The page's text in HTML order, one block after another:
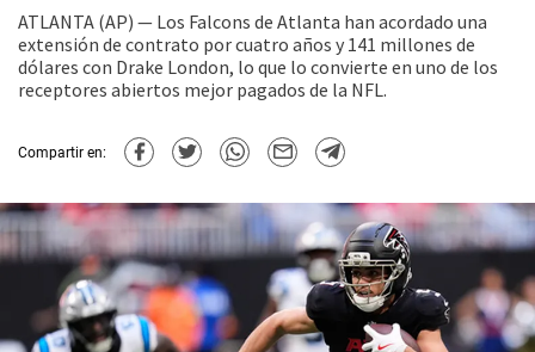
ATLANTA (AP) — Los Falcons de Atlanta han acordado una
extensión de contrato por cuatro años y 141 millones de
dólares con Drake London, lo que lo convierte en uno de los
receptores abiertos mejor pagados de la NFL.
Compartir en: